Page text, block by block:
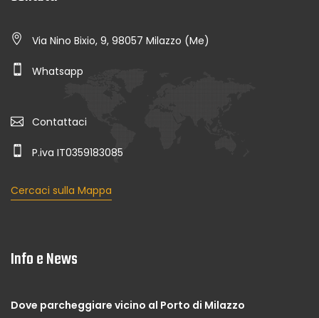
Via Nino Bixio, 9, 98057 Milazzo (Me)
Whatsapp
Contattaci
P.iva IT0359183085
Cercaci sulla Mappa
Info e News
Dove parcheggiare vicino al Porto di Milazzo